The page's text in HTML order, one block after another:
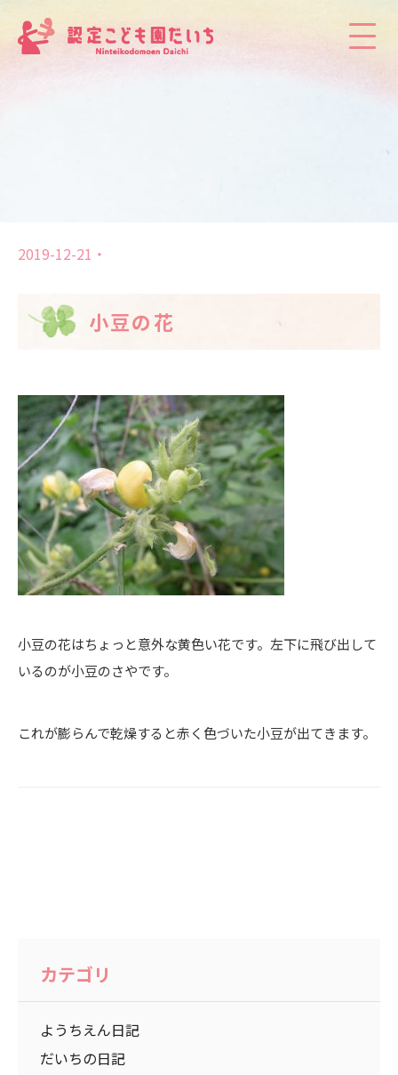
2019-12-21
小豆の花
小豆の花はちょっと意外な黄色い花です。左下に飛び出して
いるのが小豆のさやです。
これが膨らんで乾燥すると赤く色づいた小豆が出てきます。
カテゴリ
ようちえん日記
だいちの日記